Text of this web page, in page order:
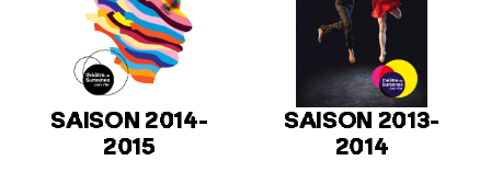
SAISON 2014-
2015
SAISON 2013-
2014